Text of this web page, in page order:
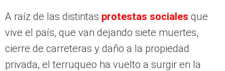
A raíz de las distintas protestas sociales que
vive el país, que van dejando siete muertes,
cierre de carreteras y daño a la propiedad
privada, el terruqueo ha vuelto a surgir en la